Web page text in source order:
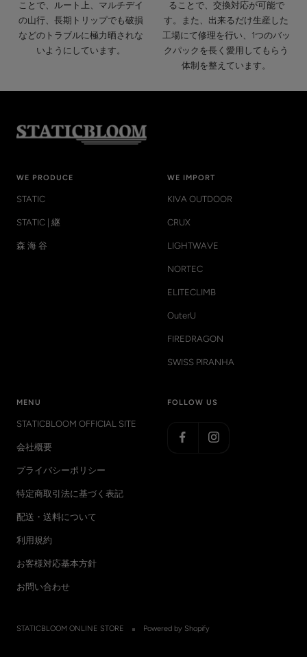
ことで、ルート上、マルチデイ
の山行、長期トリップでも破損
などのトラブルに極力晒されな
いようにしています。
ることで、交換対応が可能で
す。また、出来るだけ生産した
工場にて修理を行い、1つのバッ
クパックを長く愛用してもらう
体制を整えています。
WE PRODUCE
STATIC
STATIC | 継
森 海 谷
WE IMPORT
KIVA OUTDOOR
CRUX
LIGHTWAVE
NORTEC
ELITECLIMB
OuterU
FIREDRAGON
SWISS PIRANHA
MENU
STATICBLOOM OFFICIAL SITE
会社概要
プライバシーポリシー
特定商取引法に基づく表記
配送・送料について
利用規約
お客様対応基本方針
お問い合わせ
FOLLOW US
STATICBLOOM ONLINE STORE Powered by Shopify